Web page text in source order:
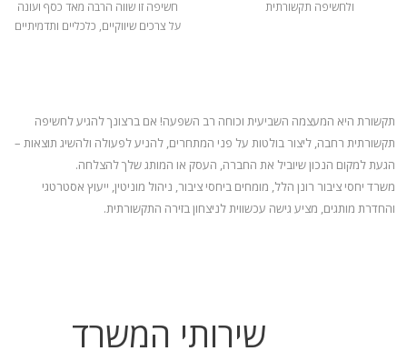
ולחשיפה תקשורתית
חשיפה זו שווה הרבה מאד כסף ועונה
על צרכים שיווקיים, כלכליים ותדמיתיים
תקשורת היא המעצמה השביעית וכוחה רב השפעה! אם ברצונך להגיע לחשיפה
תקשורתית רחבה, ליצור בולטות על פני המתחרים, להניעלפעולה ולהשיג תוצאות –
הגעת למקום הנכון שיוביל את החברה, העסק או המותג שלך להצלחה.
משרד יחסי ציבור רונן הלל, מומחים ביחסי ציבור, ניהול מוניטין, ייעוץ אסטרטגי
והחדרת מותגים, מציע גישה עכשווית לניצחון בזירה התקשורתית.
שירותי המשרד